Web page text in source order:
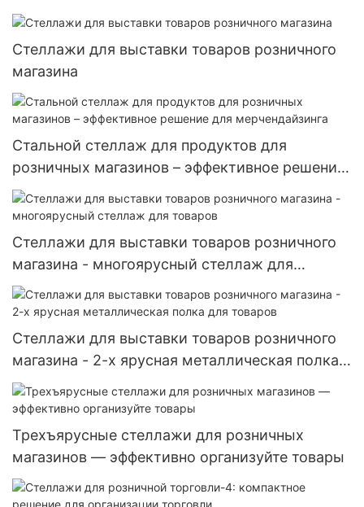
Стеллажи для выставки товаров розничного
магазина
Стальной стеллаж для продуктов для
розничных магазинов – эффективное решение
для мерчендайзинга
Стеллажи для выставки товаров розничного
магазина - многоярусный стеллаж для
товаров
Стеллажи для выставки товаров розничного
магазина - 2-х ярусная металлическая полка
для товаров
Трехъярусные стеллажи для розничных
магазинов — эффективно организуйте товары